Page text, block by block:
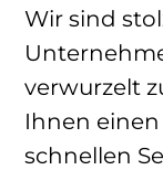
Wir sind
verwurzelt
Ihnen
schnellen